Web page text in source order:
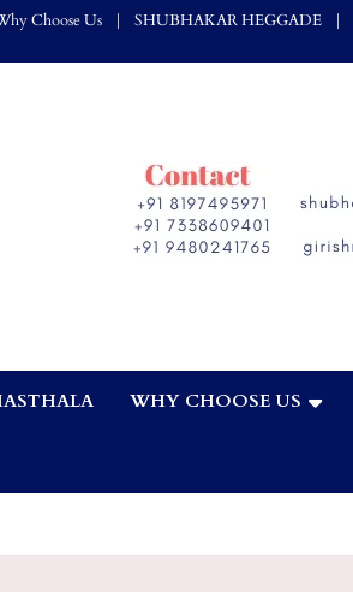
Choose Us SHUBHAKAR HEGGADE
WHY CHOOSE US